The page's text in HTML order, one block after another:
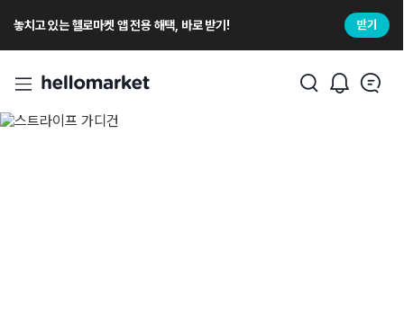
놓치고 있는 헬로마켓 앱 전용 해택, 바로 받기! 받기